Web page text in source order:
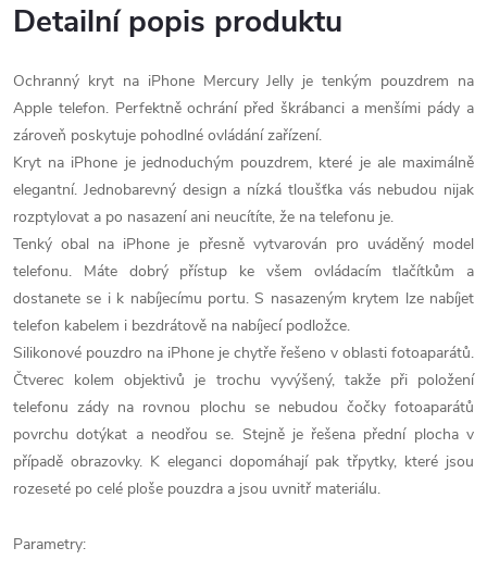
Detailní popis produktu
Ochranný kryt na iPhone Mercury Jelly je tenkým pouzdrem na
Apple telefon. Perfektně ochrání před škrábanci a menšími pády a
zároveň poskytuje pohodlné ovládání zařízení.
Kryt na iPhone je jednoduchým pouzdrem, které je ale maximálně
elegantní. Jednobarevný design a nízká tloušťka vás nebudou nijak
rozptylovat a po nasazení ani neucítíte, že na telefonu je.
Tenký obal na iPhone je přesně vytvarován pro uváděný model
telefonu. Máte dobrý přístup ke všem ovládacím tlačítkům a
dostanete se i k nabíjecímu portu. S nasazeným krytem lze nabíjet
telefon kabelem i bezdrátově na nabíjecí podložce.
Silikonové pouzdro na iPhone je chytře řešeno v oblasti fotoaparátů.
Čtverec kolem objektivů je trochu vyvýšený, takže při položení
telefonu zády na rovnou plochu se nebudou čočky fotoaparátů
povrchu dotýkat a neodřou se. Stejně je řešena přední plocha v
případě obrazovky. K eleganci dopomáhají pak třpytky, které jsou
rozeseté po celé ploše pouzdra a jsou uvnitř materiálu.
Parametry: